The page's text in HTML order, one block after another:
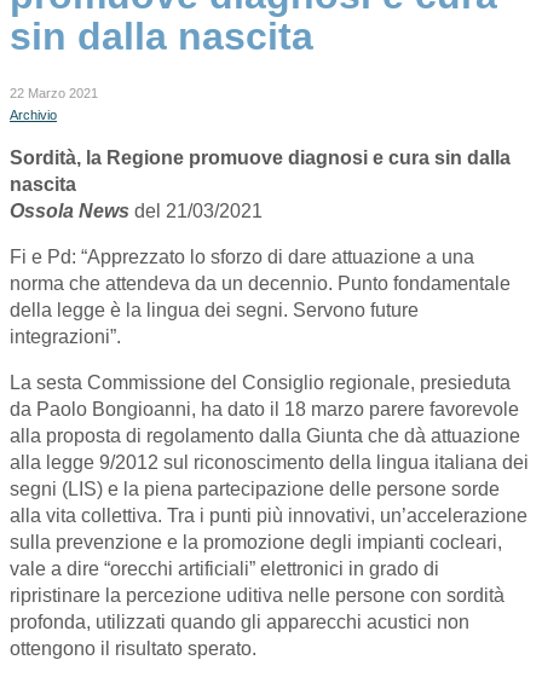
sin dalla nascita
22 Marzo 2021
Archivio
Sordità, la Regione promuove diagnosi e cura sin dalla
nascita
Ossola News del 21/03/2021
Fi e Pd: “Apprezzato lo sforzo di dare attuazione a una
norma che attendeva da un decennio. Punto fondamentale
della legge è la lingua dei segni. Servono future
integrazioni”.
La sesta Commissione del Consiglio regionale, presieduta
da Paolo Bongioanni, ha dato il 18 marzo parere favorevole
alla proposta di regolamento dalla Giunta che dà attuazione
alla legge 9/2012 sul riconoscimento della lingua italiana dei
segni (LIS) e la piena partecipazione delle persone sorde
alla vita collettiva. Tra i punti più innovativi, un’accelerazione
sulla prevenzione e la promozione degli impianti cocleari,
vale a dire “orecchi artificiali” elettronici in grado di
ripristinare la percezione uditiva nelle persone con sordità
profonda, utilizzati quando gli apparecchi acustici non
ottengono il risultato sperato.